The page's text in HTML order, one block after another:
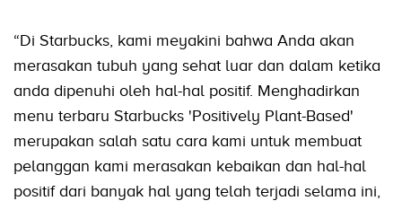
“Di Starbucks, kami meyakini bahwa Anda akan
merasakan tubuh yang sehat luar dan dalam ketika
anda dipenuhi oleh hal-hal positif. Menghadirkan
menu terbaru Starbucks 'Positively Plant-Based'
merupakan salah satu cara kami untuk membuat
pelanggan kami merasakan kebaikan dan hal-hal
positif dari banyak hal yang telah terjadi selama ini,